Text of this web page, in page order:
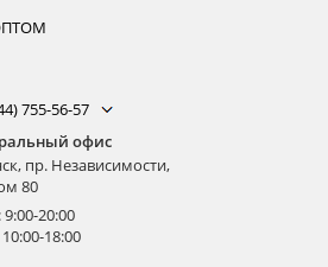
755-56-57
офис
пр. Независимости,
80
20:00
18:00